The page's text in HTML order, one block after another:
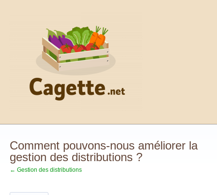
Comment pouvons-nous améliorer la
gestion des distributions ?
← Gestion des distributions